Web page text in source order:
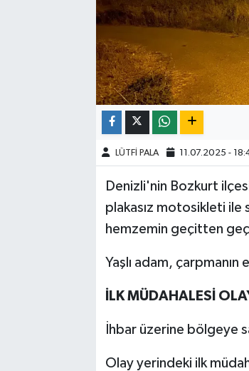
LÜTFİ PALA 11.07.2025 -
Denizli'nin Bozkurt
plakasız motosikleti ile
hemzemin geçitten
Yaşlı adam,
İLK MÜDAHALESİ
İhbar üzerine bölgeye
Olay yerindeki ilk